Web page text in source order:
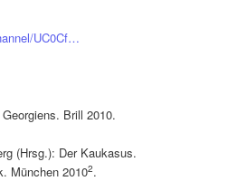
UC0Cf…
Brill 2010.
(Hrsg.): Der Kaukasus.
München 20102.